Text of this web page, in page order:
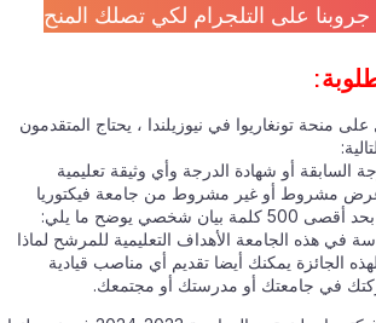
على التلجرام لكي تصلك المنح
تونغاريوا في نيوزيلندا ، يحتاج المتقدمون
أو شهادة الدرجة وأي وثيقة تعليمية
أو غير مشروط من جامعة فيكتوريا
في ويلينجتون. بحد أقصى 500 كلمة بيان شخصي يوضح ما يلي:
في هذه الجامعة الأهداف التعليمية للمرشح لماذا
الجائزة يمكنك أيضا تقديم أي مناصب قيادية
في جامعتك أو مدرستك أو مجتمعك.